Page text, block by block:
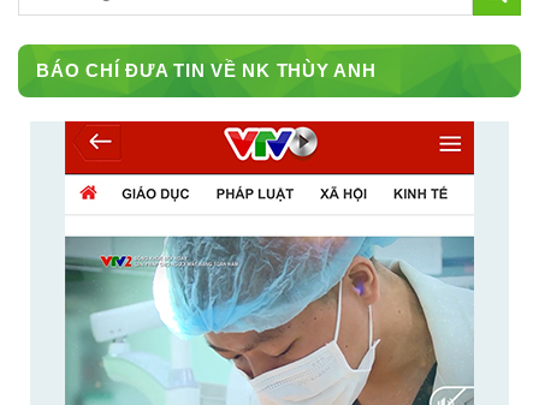
BÁO CHÍ ĐƯA TIN VỀ NK THÙY ANH